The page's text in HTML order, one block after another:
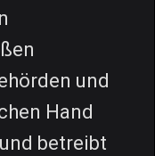
und
Hand
betreibt